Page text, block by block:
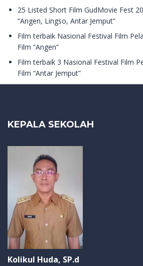
25 Listed Short Film GudMovie Fest
“Angen, Lingso, Antar Jemput”
Film terbaik Nasional Festival Film
Film “Angen”
Film terbaik 3 Nasional Festival Film
Film “Antar Jemput”
KEPALA SEKOLAH
Kolikul Huda, SP.d